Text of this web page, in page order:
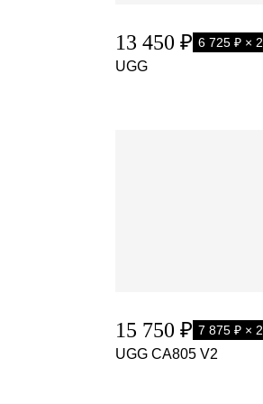
13 450 ₽ 6 725 ₽ × 2
UGG
15 750 ₽ 7 875 ₽ × 2
UGG CA805 V2